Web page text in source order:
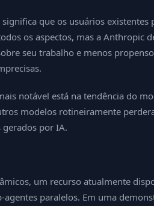
que os usuários
os aspectos, mas a Anthropic
seu trabalho e menos
notável está na tendência do
modelos rotineiramente
gerados por IA.
um recurso atualmente
paralelos. Em uma